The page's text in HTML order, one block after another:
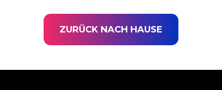
ZURÜCK NACH HAUSE